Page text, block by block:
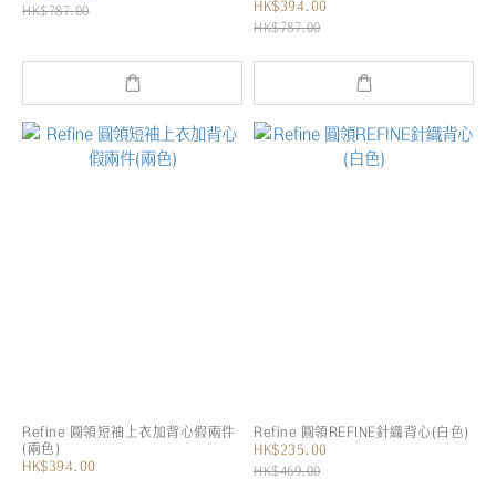
HK$787.00
HK$394.00
HK$787.00
Refine 圓領短袖上衣加背心假兩件
(兩色)
HK$394.00
Refine 圓領REFINE針織背心(白色)
HK$235.00
HK$469.00